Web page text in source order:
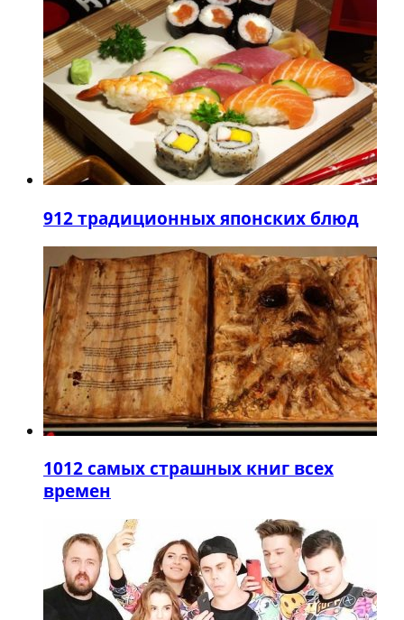
912 традиционных японских блюд
1012 самых страшных книг всех
времен